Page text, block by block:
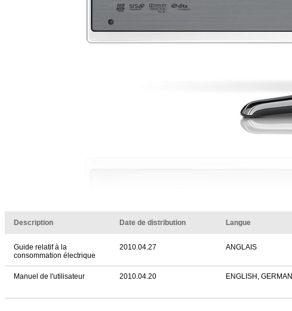
Description Date de distribution Langue
Guide relatif à la
consommation électrique
2010.04.27 ANGLAIS
Manuel de l'utilisateur 2010.04.20 ENGLISH, GERMAN